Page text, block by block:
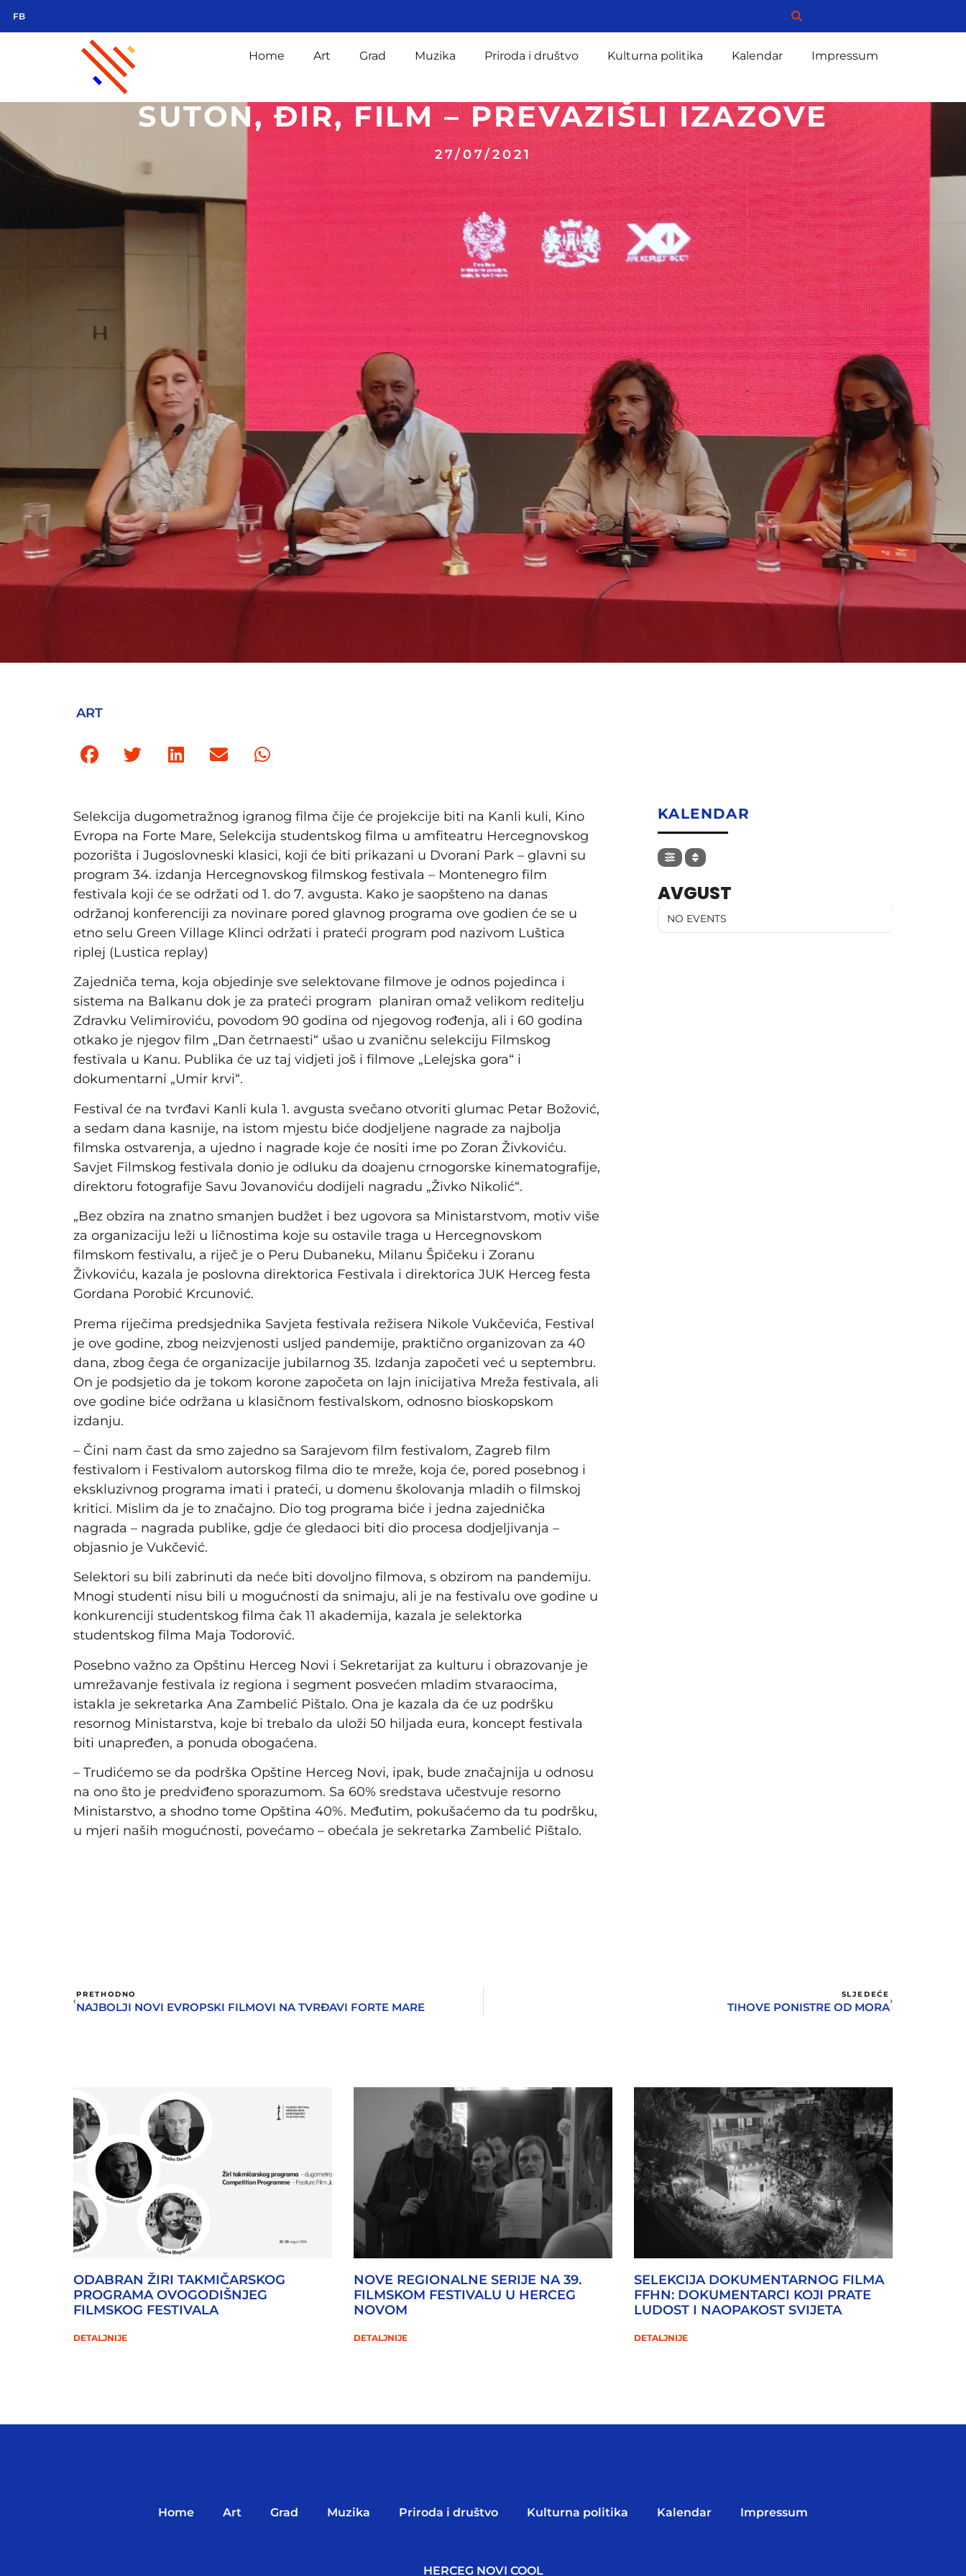
FB
Home Art Grad Muzika Priroda i društvo Kulturna politika Kalendar Impressum
SUTON, ĐIR, FILM – PREVAZIŠLI IZAZOVE
27/07/2021
ART
Selekcija dugometražnog igranog filma čije će projekcije biti na Kanli kuli, Kino
Evropa na Forte Mare, Selekcija studentskog filma u amfiteatru Hercegnovskog
pozorišta i Jugoslovneski klasici, koji će biti prikazani u Dvorani Park – glavni su
program 34. izdanja Hercegnovskog filmskog festivala – Montenegro film
festivala koji će se održati od 1. do 7. avgusta. Kako je saopšteno na danas
održanoj konferenciji za novinare pored glavnog programa ove godien će se u
etno selu Green Village Klinci održati i prateći program pod nazivom Luštica
riplej (Lustica replay)
Zajedniča tema, koja objedinje sve selektovane filmove je odnos pojedinca i
sistema na Balkanu dok je za prateći program planiran omaž velikom reditelju
Zdravku Velimiroviću, povodom 90 godina od njegovog rođenja, ali i 60 godina
otkako je njegov film „Dan četrnaesti“ ušao u zvaničnu selekciju Filmskog
festivala u Kanu. Publika će uz taj vidjeti još i filmove „Lelejska gora“ i
dokumentarni „Umir krvi“.
Festival će na tvrđavi Kanli kula 1. avgusta svečano otvoriti glumac Petar Božović,
a sedam dana kasnije, na istom mjestu biće dodjeljene nagrade za najbolja
filmska ostvarenja, a ujedno i nagrade koje će nositi ime po Zoran Živkoviću.
Savjet Filmskog festivala donio je odluku da doajenu crnogorske kinematografije,
direktoru fotografije Savu Jovanoviću dodijeli nagradu „Živko Nikolić“.
„Bez obzira na znatno smanjen budžet i bez ugovora sa Ministarstvom, motiv više
za organizaciju leži u ličnostima koje su ostavile traga u Hercegnovskom
filmskom festivalu, a riječ je o Peru Dubaneku, Milanu Špičeku i Zoranu
Živkoviću, kazala je poslovna direktorica Festivala i direktorica JUK Herceg festa
Gordana Porobić Krcunović.
Prema riječima predsjednika Savjeta festivala režisera Nikole Vukčevića, Festival
je ove godine, zbog neizvjenosti usljed pandemije, praktično organizovan za 40
dana, zbog čega će organizacije jubilarnog 35. Izdanja započeti već u septembru.
On je podsjetio da je tokom korone započeta on lajn inicijativa Mreža festivala, ali
ove godine biće održana u klasičnom festivalskom, odnosno bioskopskom
izdanju.
– Čini nam čast da smo zajedno sa Sarajevom film festivalom, Zagreb film
festivalom i Festivalom autorskog filma dio te mreže, koja će, pored posebnog i
ekskluzivnog programa imati i prateći, u domenu školovanja mladih o filmskoj
kritici. Mislim da je to značajno. Dio tog programa biće i jedna zajednička
nagrada – nagrada publike, gdje će gledaoci biti dio procesa dodjeljivanja –
objasnio je Vukčević.
Selektori su bili zabrinuti da neće biti dovoljno filmova, s obzirom na pandemiju.
Mnogi studenti nisu bili u mogućnosti da snimaju, ali je na festivalu ove godine u
konkurenciji studentskog filma čak 11 akademija, kazala je selektorka
studentskog filma Maja Todorović.
Posebno važno za Opštinu Herceg Novi i Sekretarijat za kulturu i obrazovanje je
umrežavanje festivala iz regiona i segment posvećen mladim stvaraocima,
istakla je sekretarka Ana Zambelić Pištalo. Ona je kazala da će uz podršku
resornog Ministarstva, koje bi trebalo da uloži 50 hiljada eura, koncept festivala
biti unapređen, a ponuda obogaćena.
– Trudićemo se da podrška Opštine Herceg Novi, ipak, bude značajnija u odnosu
na ono što je predviđeno sporazumom. Sa 60% sredstava učestvuje resorno
Ministarstvo, a shodno tome Opština 40%. Međutim, pokušaćemo da tu podršku,
u mjeri naših mogućnosti, povećamo – obećala je sekretarka Zambelić Pištalo.
KALENDAR
AVGUST
NO EVENTS
PRETHODNO
NAJBOLJI NOVI EVROPSKI FILMOVI NA TVRĐAVI FORTE MARE
SLJEDEĆE
TIHOVE PONISTRE OD MORA
ODABRAN ŽIRI TAKMIČARSKOG
PROGRAMA OVOGODIŠNJEG
FILMSKOG FESTIVALA
DETALJNIJE
NOVE REGIONALNE SERIJE NA 39.
FILMSKOM FESTIVALU U HERCEG
NOVOM
DETALJNIJE
SELEKCIJA DOKUMENTARNOG FILMA
FFHN: DOKUMENTARCI KOJI PRATE
LUDOST I NAOPAKOST SVIJETA
DETALJNIJE
Home Art Grad Muzika Priroda i društvo Kulturna politika Kalendar Impressum
HERCEG NOVI COOL